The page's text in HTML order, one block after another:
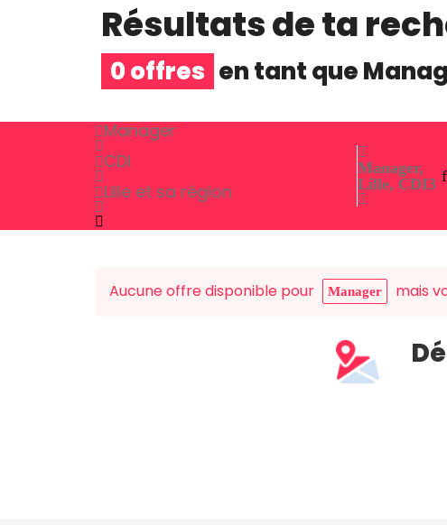
Résultats de ta
0 offres en tant que
Manager
CDI
Lille et sa région
Manager,
Lille, CDI3
Aucune offre disponible pour Manager mais